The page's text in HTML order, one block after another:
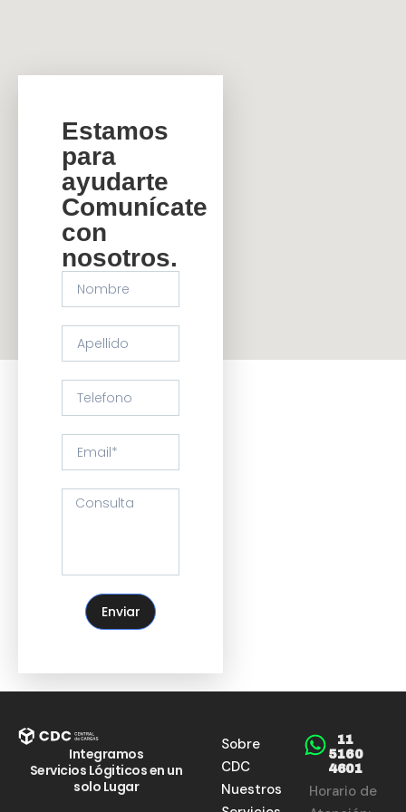
Estamos
para
ayudarte
Comunícate
con
nosotros.
Enviar
Integramos
Servicios Lógiticos en un
solo Lugar
Sobre
CDC
Nuestros
11
5160
4601
Horario de